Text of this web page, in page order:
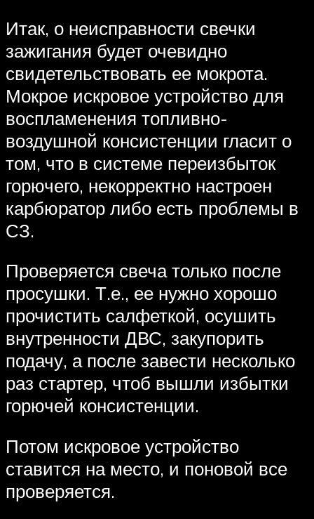
Итак, о неисправности свечки
зажигания будет очевидно
свидетельствовать ее мокрота.
Мокрое искровое устройство для
воспламенения топливно-
воздушной консистенции гласит о
том, что в системе переизбыток
горючего, некорректно настроен
карбюратор либо есть проблемы в
СЗ.
Проверяется свеча только после
просушки. Т.е., ее нужно хорошо
прочистить салфеткой, осушить
внутренности ДВС, закупорить
подачу, а после завести несколько
раз стартер, чтоб вышли избытки
горючей консистенции.
Потом искровое устройство
ставится на место, и поновой все
проверяется.